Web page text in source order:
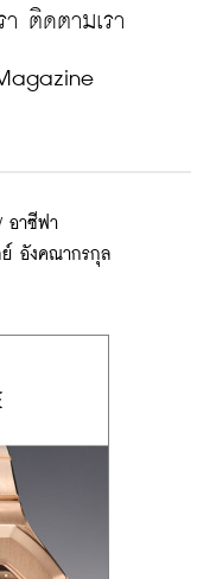
า ติดตามเรา
อาซีฟา
ย์ อังคณากรกุล